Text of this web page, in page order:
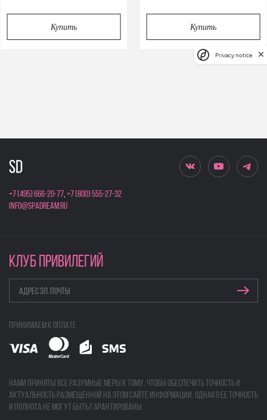
Купить Купить
+7 (495) 666-20-77,+7 (800) 555-27-32
info@spadream.ru
КЛУБ ПРИВИЛЕГИЙ
Принимаем к оплате
Нами приняты все разумные меры к тому, чтобы обеспечить точность и
актуальность размещенной на этом сайте информации, однако ее точность
и полнота не могут быть гарантированы.
Privacy notice